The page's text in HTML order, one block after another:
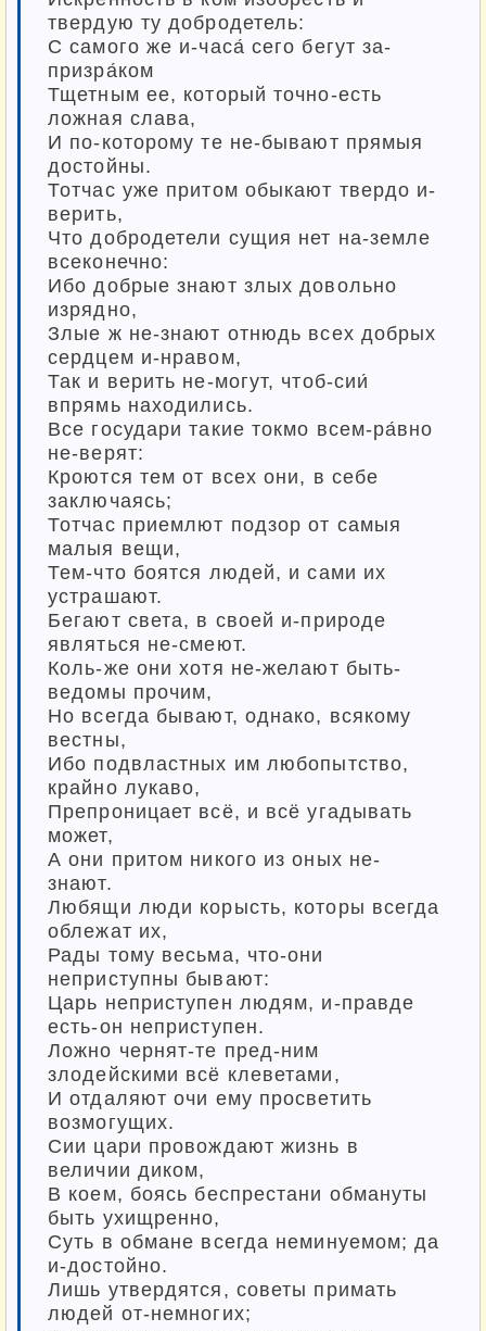
твердую ту добродетель:
С самого же и-часа́ сего бегут за-
призра́ком
Тщетным ее, который точно-есть
ложная слава,
И по-которому те не-бывают прямыя
достойны.
Тотчас уже притом обыкают твердо и-
верить,
Что добродетели сущия нет на-земле
всеконечно:
Ибо добрые знают злых довольно
изрядно,
Злые ж не-знают отнюдь всех добрых
сердцем и-нравом,
Так и верить не-могут, чтоб-сии́
впрямь находились.
Все государи такие токмо всем-ра́вно
не-верят:
Кроются тем от всех они, в себе
заключаясь;
Тотчас приемлют подзор от самыя
малыя вещи,
Тем-что боятся людей, и сами их
устрашают.
Бегают света, в своей и-природе
являться не-смеют.
Коль-же они хотя не-желают быть-
ведомы прочим,
Но всегда бывают, однако, всякому
вестны,
Ибо подвластных им любопытство,
крайно лукаво,
Препроницает всё, и всё угадывать
может,
А они притом никого из оных не-
знают.
Любящи люди корысть, которы всегда
облежат их,
Рады тому весьма, что-они
неприступны бывают:
Царь неприступен людям, и-правде
есть-он неприступен.
Ложно чернят-те пред-ним
злодейскими всё клеветами,
И отдаляют очи ему просветить
возмогущих.
Сии цари провождают жизнь в
величии диком,
В коем, боясь беспрестани обмануты
быть ухищренно,
Суть в обмане всегда неминуемом; да
и-достойно.
Лишь утвердятся, советы примать
людей от-немногих;